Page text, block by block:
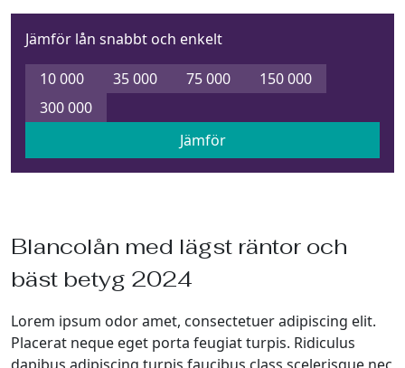
Jämför lån snabbt och enkelt
10 000
35 000 75 000
150 000
300 000
Jämför
Blancolån med lägst räntor och
bäst betyg 2024
Lorem ipsum odor amet, consectetuer adipiscing elit.
Placerat neque eget porta feugiat turpis. Ridiculus